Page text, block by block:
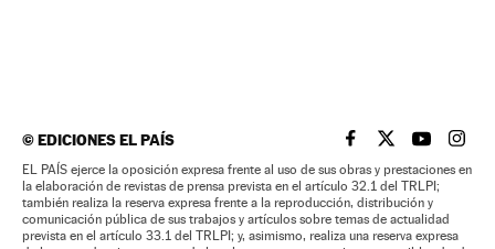
©EDICIONES EL PAÍS EL PAÍS BRASIL EN
EL PAÍSEL PAÍS
EL
EL PAÍS ejerce la oposición expresa frente al uso de sus obras y prestaciones en
la elaboración de revistas de prensa prevista en el artículo 32.1 del TRLPI;
también realiza la reserva expresa frente a la reproducción, distribución y
comunicación pública de sus trabajos y artículos sobre temas de actualidad
prevista en el artículo 33.1 del TRLPI; y, asimismo, realiza una reserva expresa